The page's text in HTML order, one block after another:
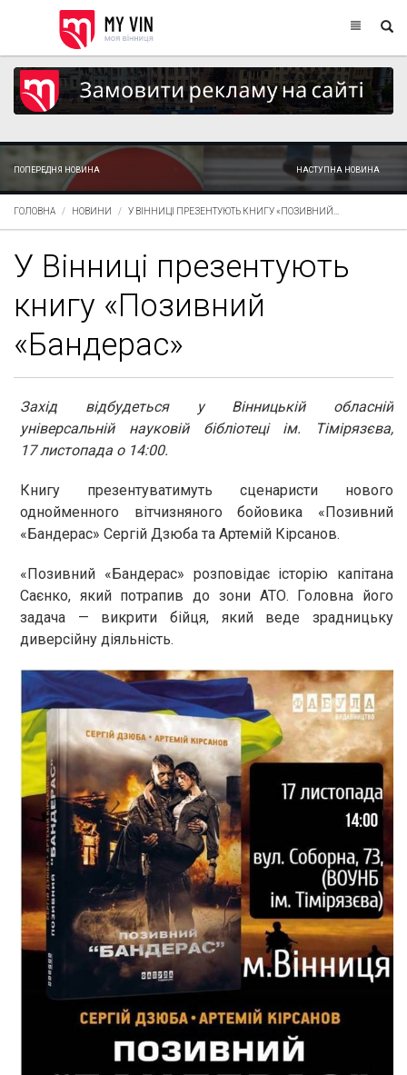
ПОПЕРЕДНЯ НОВИНА НАСТУПНА НОВИНА
ГОЛОВНА НОВИНИ У ВІННИЦІ ПРЕЗЕНТУЮТЬ КНИГУ «ПОЗИВНИЙ...
У Вінниці презентують
книгу «Позивний
«Бандерас»
Захід відбудеться у Вінницькій обласній
універсальній науковій бібліотеці ім. Тімірязєва,
17 листопада о 14:00.
Книгу презентуватимуть сценаристи нового
однойменного вітчизняного бойовика «Позивний
«Бандерас» Сергій Дзюба та Артемій Кірсанов.
«Позивний «Бандерас» розповідає історію капітана
Саєнко, який потрапив до зони АТО. Головна його
задача — викрити бійця, який веде зрадницьку
диверсійну діяльність.